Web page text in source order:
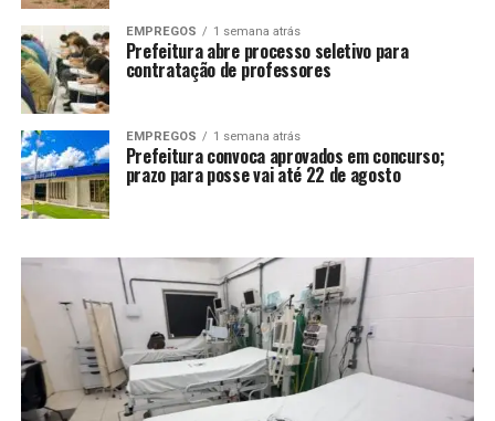
EMPREGOS 1 semana atrás
Prefeitura abre processo seletivo para
contratação de professores
EMPREGOS 1 semana atrás
Prefeitura convoca aprovados em concurso;
prazo para posse vai até 22 de agosto